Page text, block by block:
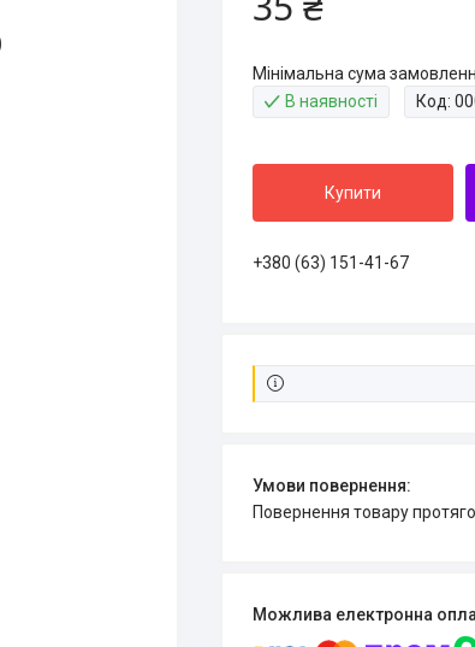
Мінімальна сума
В наявності
Код:
Купити
+380 (63) 151-41-67
повернення товару